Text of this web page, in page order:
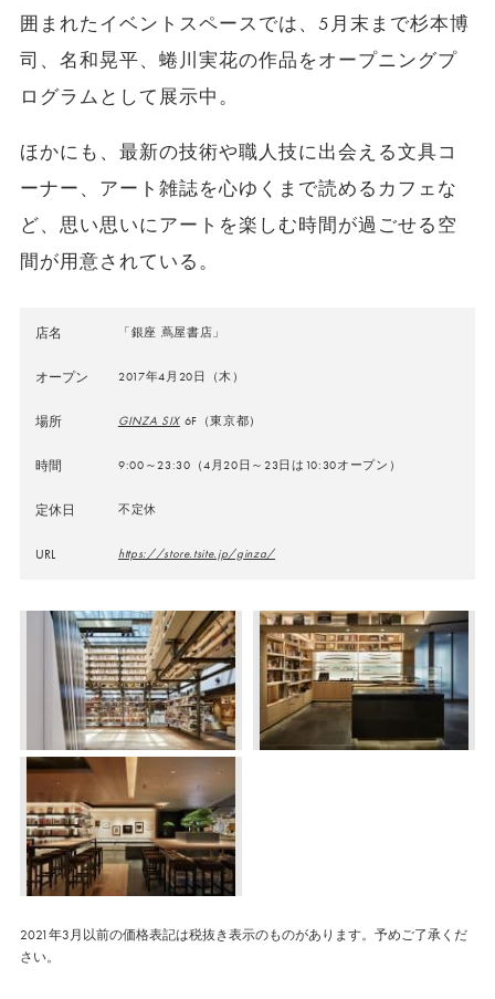
囲まれたイベントスペースでは、5月末まで杉本博
司、名和晃平、蜷川実花の作品をオープニングプ
ログラムとして展示中。
ほかにも、最新の技術や職人技に出会える文具コ
ーナー、アート雑誌を心ゆくまで読めるカフェな
ど、思い思いにアートを楽しむ時間が過ごせる空
間が用意されている。
店名 「銀座 蔦屋書店」
オープン 2017年4月20日（木）
場所 GINZA SIX6F（東京都）
時間 9:00～23:30（4月20日～23日は10:30オープン）
定休日 不定休
URL https://store.tsite.jp/ginza/
2021年3月以前の価格表記は税抜き表示のものがあります。予めご了承くだ
さい。